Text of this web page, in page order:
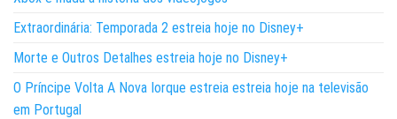
Extraordinária: Temporada 2 estreia hoje no Disney+
Morte e Outros Detalhes estreia hoje no Disney+
O Príncipe Volta A Nova Iorque estreia estreia hoje na televisão
em Portugal